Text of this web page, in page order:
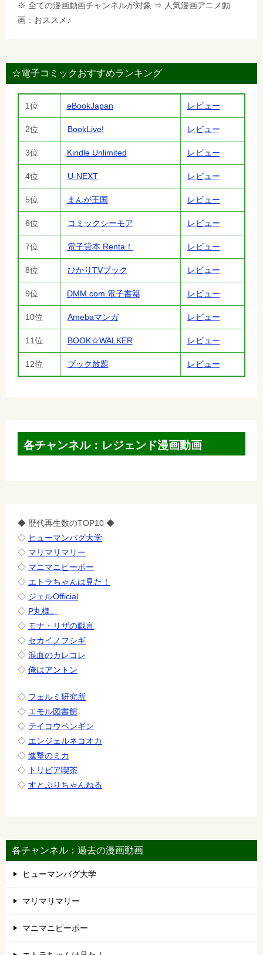
※ 全ての漫画動画チャンネルが対象 ⇒ 人気漫画アニメ動
画：おススメ♪
☆電子コミックおすすめランキング
1位 eBookJapan レビュー
2位 BookLive! レビュー
3位 Kindle Unlimited レビュー
4位 U-NEXT レビュー
5位 まんが王国 レビュー
6位 コミックシーモア レビュー
7位 電子貸本 Renta！ レビュー
8位 ひかりTVブック レビュー
9位 DMM.com 電子書籍 レビュー
10位 Amebaマンガ レビュー
11位 BOOK☆WALKER レビュー
12位 ブック放題 レビュー
各チャンネル：レジェンド漫画動画
◆ 歴代再生数のTOP10 ◆
◇ ヒューマンバグ大学
◇ マリマリマリー
◇ マニマニピーポー
◇ エトラちゃんは見た！
◇ ジェルOfficial
◇ P丸様。
◇ モナ・リザの戯言
◇ セカイノフシギ
◇ 混血のカレコレ
◇ 俺はアントン
◇ フェルミ研究所
◇ エモル図書館
◇ テイコウペンギン
◇ エンジェルネコオカ
◇ 進撃のミカ
◇ トリビア喫茶
◇ すとぷりちゃんねる
各チャンネル：過去の漫画動画
ヒューマンバグ大学
マリマリマリー
マニマニピーポー